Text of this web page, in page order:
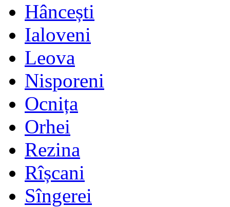
Hâncești
Ialoveni
Leova
Nisporeni
Ocnița
Orhei
Rezina
Rîșcani
Sîngerei